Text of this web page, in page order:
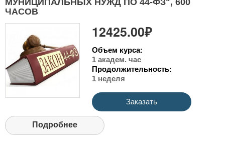
ЧАСОВ
12425.00₽
Объем курса:
1 академ. час
Продолжительность:
1 неделя
Заказать
Подробнее